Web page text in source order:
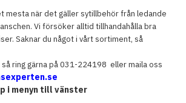
mesta när det gäller sytillbehör från ledande
Vi försöker alltid tillhandahålla bra
Saknar du något i vårt sortiment, så
ring gärna på 031-224198 eller maila oss
i menyn till vänster